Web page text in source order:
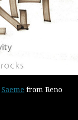
Saeme from Reno